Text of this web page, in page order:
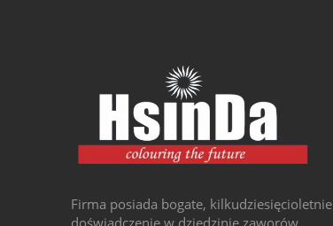
Firma posiada bogate, kilkudziesięcioletnie
doświadczenie w dziedzinie zaworów